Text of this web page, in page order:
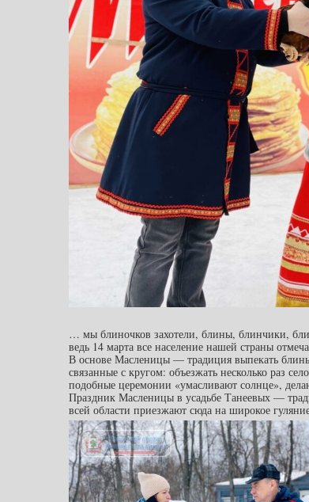
… мы блиночков захотели, блины, блинчики,
ведь 14 марта все население нашей страны
В основе Масленицы — традиция выпекать
связанные с кругом: объезжать несколько раз
подобные церемонии «умасливают солнце»,
Праздник Масленицы в усадьбе Танеевых —
всей области приезжают сюда на широкое